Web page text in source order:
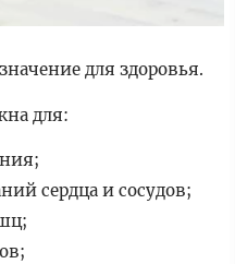
для здоровья.
для:
сердца и сосудов;